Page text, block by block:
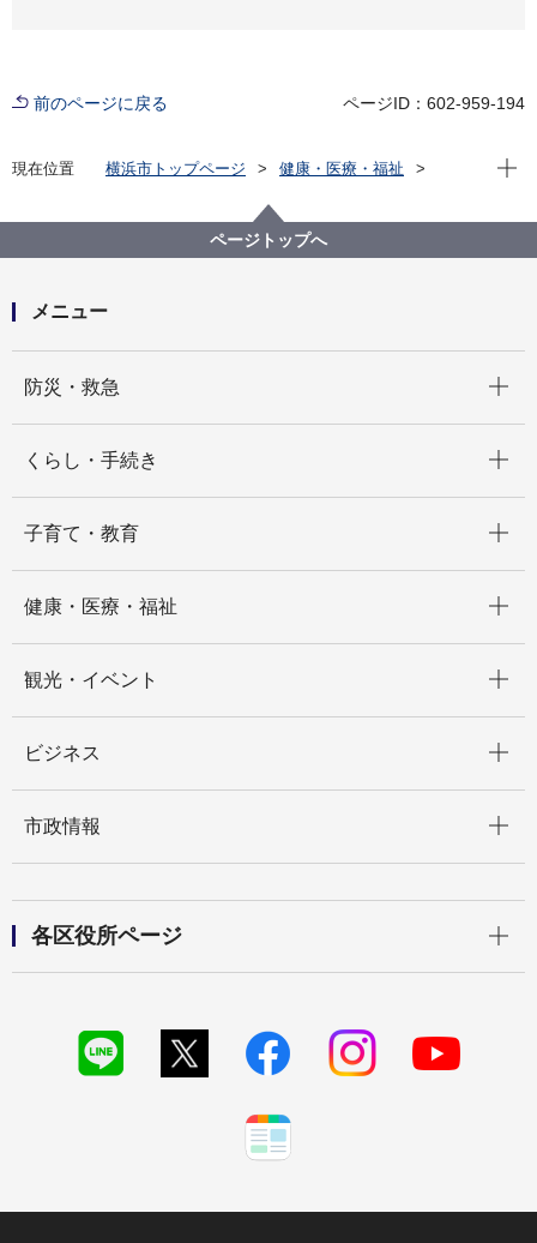
前のページに戻る ページID：602-959-194
現在位置 横浜市トップページ
健康・医療・福祉
横浜市立脳卒中・神経脊椎センター
タンデム閉塞に対する血栓回収術 手技の検討
現在
ページトップへ
メニュー
防災・救急
くらし・手続き
子育て・教育
健康・医療・福祉
観光・イベント
ビジネス
市政情報
各区役所ページ